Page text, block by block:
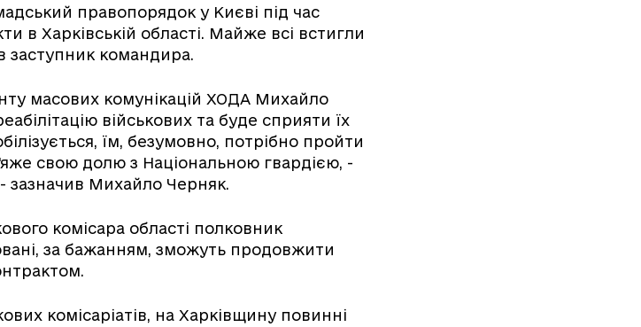
правопорядок у Києві під час
в Харківській області. Майже всі встигли
заступник командира.
масових комунікацій ХОДА Михайло
військових та буде сприяти їх
їм, безумовно, потрібно пройти
свою долю з Національною гвардією, -
зазначив Михайло Черняк.
комісара області полковник
за бажанням, зможуть продовжити
комісаріатів, на Харківщину повинні